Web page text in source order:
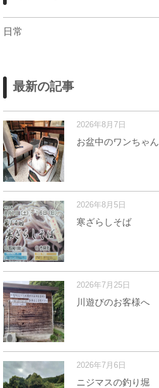
日常
最新の記事
2026年8月7日
お盆中のワンちゃん
2026年8月5日
寒ざらしそば
2026年7月25日
川遊びのお客様へ
2026年7月6日
ニジマスの釣り堀